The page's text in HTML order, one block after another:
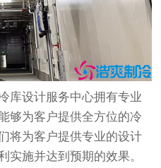
设计服务中心拥有专业
够为客户提供全方位的冷
将为客户提供专业的设计
实施并达到预期的效果。